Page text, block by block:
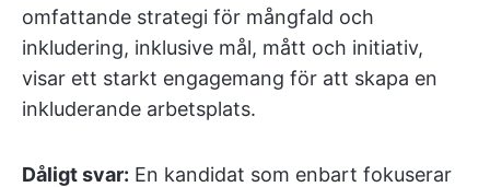
omfattande strategi för mångfald och
inkludering, inklusive mål, mått och initiativ,
visar ett starkt engagemang för att skapa en
inkluderande arbetsplats.
Dåligt svar: En kandidat som enbart fokuserar